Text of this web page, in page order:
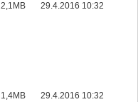
2,1MB 29.4.2016 10:32
1,4MB 29.4.2016 10:32